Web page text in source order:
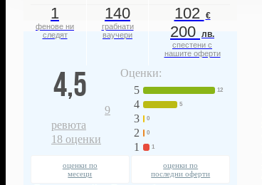
1
фенове ни
следят
140
грабнати
ваучери
102 €
200 лв.
спестени с
нашите оферти
4,5
9
ревюта
18 оценки
Оценки:
5
12
4 5
3 0
2 0
1 1
оценки по
месеци
оценки по
последни оферти